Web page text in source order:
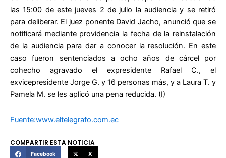
las 15:00 de este jueves 2 de julio la audiencia y se retiró
para deliberar. El juez ponente David Jacho, anunció que se
notificará mediante providencia la fecha de la reinstalación
de la audiencia para dar a conocer la resolución. En este
caso fueron sentenciados a ocho años de cárcel por
cohecho agravado el expresidente Rafael C., el
exvicepresidente Jorge G. y 16 personas más, y a Laura T. y
Pamela M. se les aplicó una pena reducida. (I)
Fuente:www.eltelegrafo.com.ec
COMPARTIR ESTA NOTICIA
Facebook X